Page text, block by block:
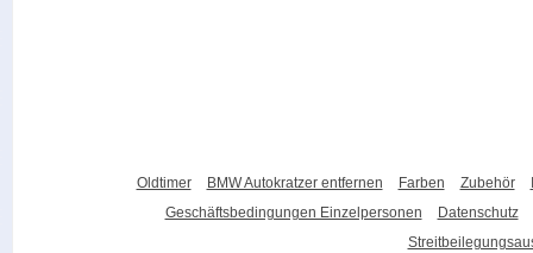
Oldtimer BMW Autokratzer entfernen Farben Zubehör
Geschäftsbedingungen Einzelpersonen
Datenschutz